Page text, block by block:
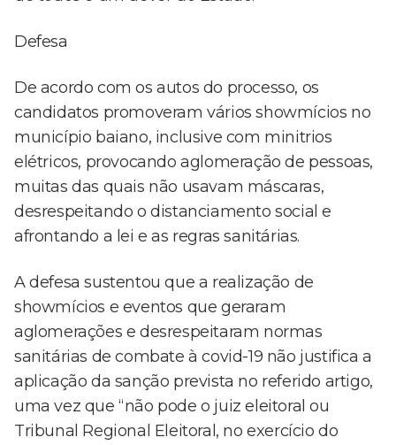
Defesa
De acordo com os autos do processo, os
candidatos promoveram vários showmícios no
município baiano, inclusive com minitrios
elétricos, provocando aglomeração de pessoas,
muitas das quais não usavam máscaras,
desrespeitando o distanciamento social e
afrontando a lei e as regras sanitárias.
A defesa sustentou que a realização de
showmícios e eventos que geraram
aglomerações e desrespeitaram normas
sanitárias de combate à covid-19 não justifica a
aplicação da sanção prevista no referido artigo,
uma vez que “não pode o juiz eleitoral ou
Tribunal Regional Eleitoral, no exercício do